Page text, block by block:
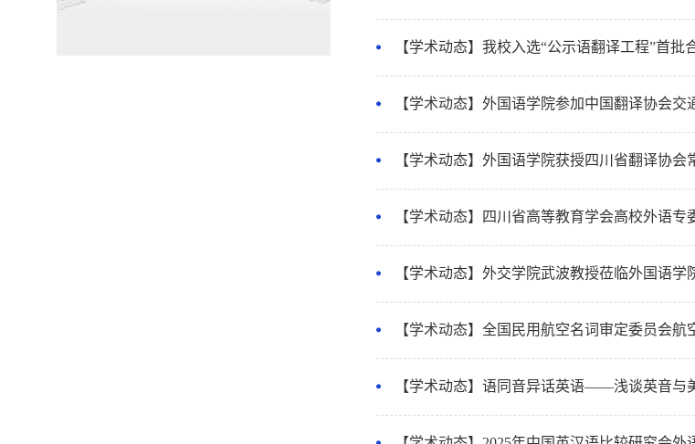
【学术动态】我校入选“公示语翻译工程”首批
【学术动态】外国语学院参加中国翻译协会交
【学术动态】外国语学院获授四川省翻译协会
【学术动态】四川省高等教育学会高校外语
【学术动态】外交学院武波教授莅临外国语学
【学术动态】全国民用航空名词审定委员会
【学术动态】语同音异话英语——浅谈英音与